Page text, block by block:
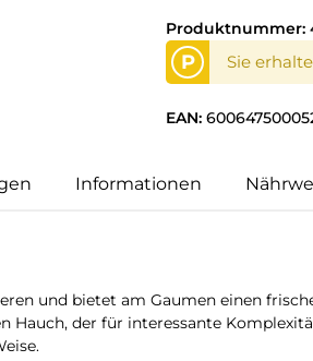
Produktnummer:
P Sie
EAN:
Informationen
und bietet am Gaumen einen
der für interessante